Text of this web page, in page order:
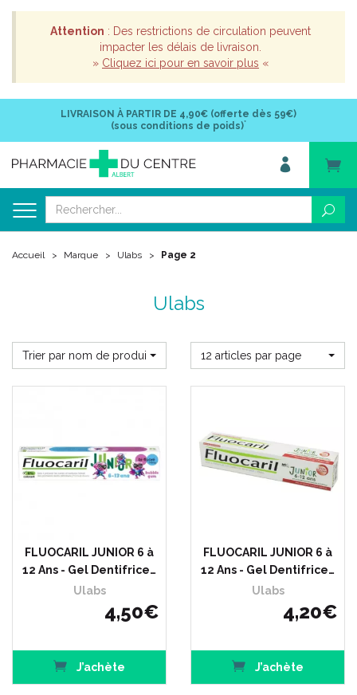
Attention : Des restrictions de circulation peuvent
impacter les délais de livraison.
» Cliquez ici pour en savoir plus «
LIVRAISON À PARTIR DE 4,90€ (offerte dès 59€)
(sous conditions de poids)*
Accueil Marque Ulabs Page 2
Ulabs
Trier par nom de produit 12 articles par page
FLUOCARIL JUNIOR 6 à
12 Ans - Gel Dentifrice…
Ulabs
4,50€
J’achète
FLUOCARIL JUNIOR 6 à
12 Ans - Gel Dentifrice…
Ulabs
4,20€
J’achète